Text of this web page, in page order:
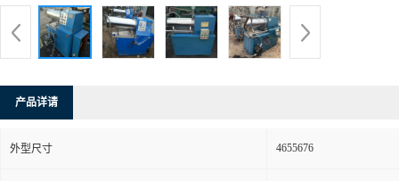
产品详请
外型尺寸 4655676